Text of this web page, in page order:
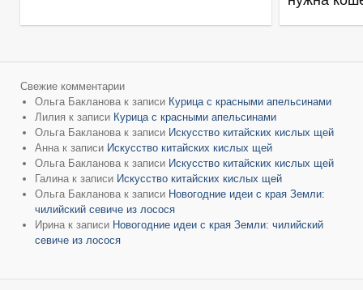
Свежие комментарии
Ольга Бакланова к записи Курица с красными апельсинами
Лилия к записи Курица с красными апельсинами
Ольга Бакланова к записи Искусство китайских кислых щей
Анна к записи Искусство китайских кислых щей
Ольга Бакланова к записи Искусство китайских кислых щей
Галина к записи Искусство китайских кислых щей
Ольга Бакланова к записи Новогодние идеи с края Земли:
чилийский севиче из лосося
Ирина к записи Новогодние идеи с края Земли: чилийский
севиче из лосося